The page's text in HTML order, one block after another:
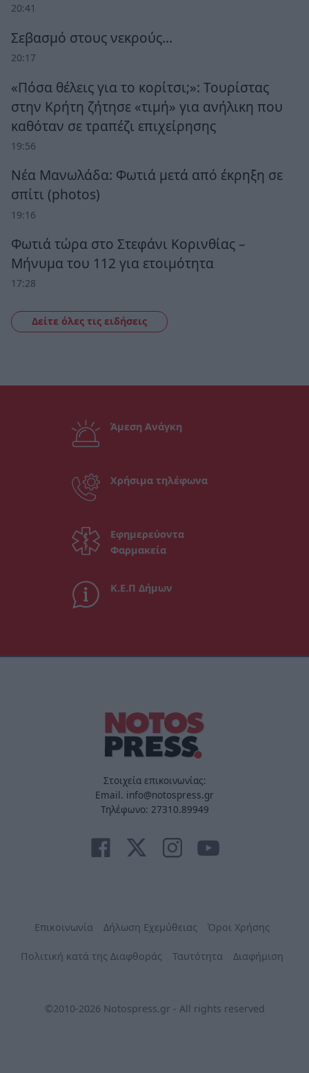
20:41
Σεβασμό στους νεκρούς…
20:17
«Πόσα θέλεις για το κορίτσι;»: Τουρίστας
στην Κρήτη ζήτησε «τιμή» για ανήλικη που
καθόταν σε τραπέζι επιχείρησης
19:56
Νέα Μανωλάδα: Φωτιά μετά από έκρηξη σε
σπίτι (photos)
19:16
Φωτιά τώρα στο Στεφάνι Κορινθίας –
Μήνυμα του 112 για ετοιμότητα
17:28
Δείτε όλες τις ειδήσεις
Άμεση Ανάγκη
Χρήσιμα τηλέφωνα
Εφημερεύοντα
Φαρμακεία
Κ.Ε.Π Δήμων
Στοιχεία επικοινωνίας:
Email. info@notospress.gr
Τηλέφωνο: 27310.89949
Επικοινωνία Δήλωση Εχεμύθειας Όροι Χρήσης
Πολιτική κατά της Διαφθοράς Ταυτότητα Διαφήμιση
©2010-2026 Notospress.gr - All rights reserved